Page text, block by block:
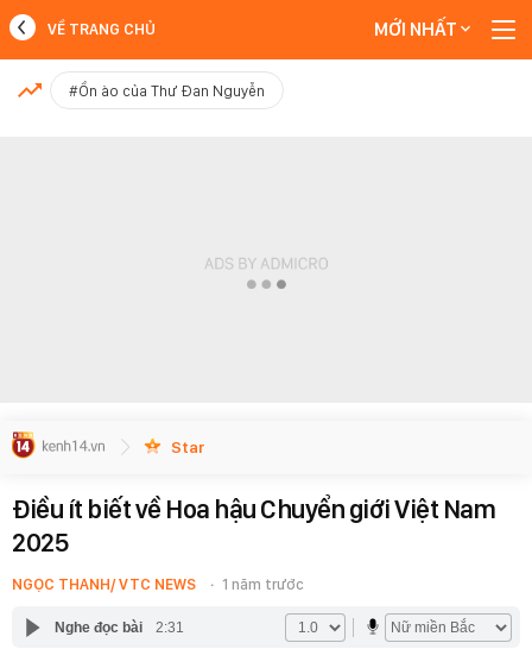
MỚI NHẤT
VỀ TRANG CHỦ MỚI NHẤT
#Ồn ào của Thư Đan Nguyễn
Star
Điều ít biết về Hoa hậu Chuyển giới Việt Nam
2025
NGỌC THANH/ VTC NEWS 1 năm trước
Nghe đọc bài 2:31